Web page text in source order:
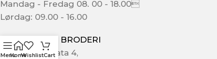
Mandag - Fredag 08. 00 - 18.00
Lørdag: 09.00 - 16.00
ULLA GARN & BRODERI
Schwenckegata 4,
MenuHomeWishlistCart